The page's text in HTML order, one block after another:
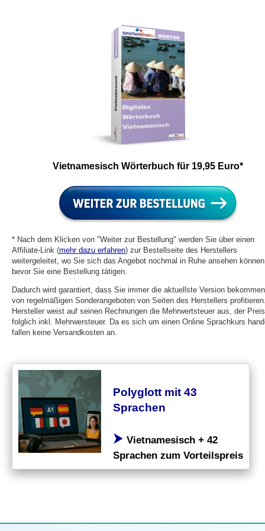
Vietnamesisch Wörterbuch für 19,95 Euro*
* Nach dem Klicken von "Weiter zur Bestellung" werden Sie über einen
Affiliate-Link (mehr dazu erfahren) zur Bestellseite des Herstellers
weitergeleitet, wo Sie sich das Angebot nochmal in Ruhe ansehen
bevor Sie eine Bestellung tätigen.
Dadurch wird garantiert, dass Sie immer die aktuellste Version
von regelmäßigen Sonderangeboten von Seiten des Herstellers
Hersteller weist auf seinen Rechnungen die Mehrwertsteuer aus, der
folglich inkl. Mehrwersteuer. Da es sich um einen Online Sprachkurs
fallen keine Versandkosten an.
Polyglott mit 43
Sprachen
⮞ Vietnamesisch + 42
Sprachen zum Vorteilspreis